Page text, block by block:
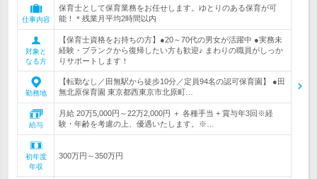
仕事内容
保育士として保育業務をお任せします。ゆとりのある保育が可
能！＊残業月平均2時間以内
対象と
なる方
【保育士資格をお持ちの方】●20～70代の男女が活躍中 ●実務未
経験・ブランクから復帰したい方も歓迎♪ まわりの職員がしっか
りサポートします！
勤務地
【転勤なし／田無駅から徒歩10分／定員94名の認可保育園】 ●田
無北原保育園 東京都西東京市北原町…
給与
月給 20万5,000円～22万2,000円 ＋ 各種手当 + 賞与年3回※経
験・年齢を考慮の上、優遇いたします。※…
初年度
年収
300万円～350万円